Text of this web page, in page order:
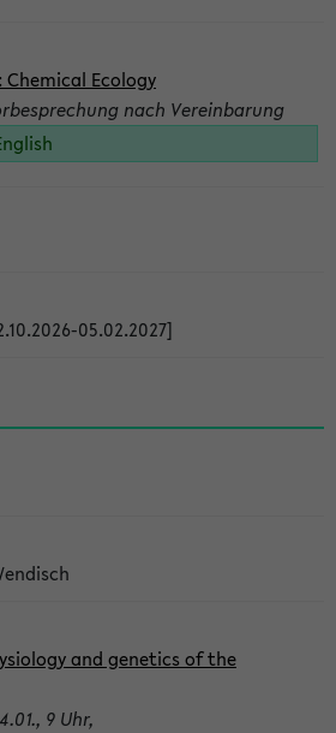
Chemical Ecology
nach Vereinbarung
05.02.2027]
and genetics of the
9 Uhr,